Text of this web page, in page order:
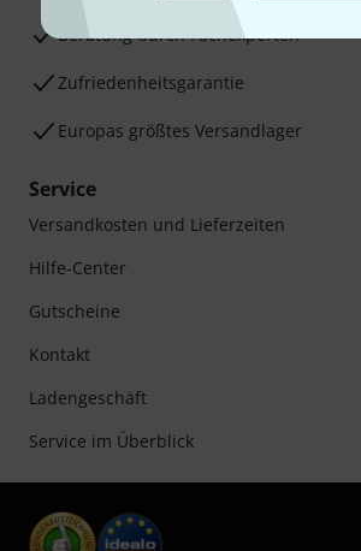
Beratung durch Fachexperten
Zufriedenheitsgarantie
Europas größtes Versandlager
Service
Versandkosten und Lieferzeiten
Hilfe-Center
Gutscheine
Kontakt
Ladengeschäft
Service im Überblick